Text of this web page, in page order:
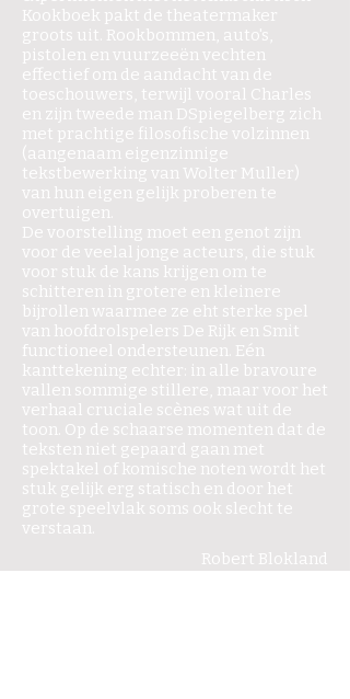
Kookboek pakt de theatermaker
groots uit. Rookbommen, auto's,
pistolen en vuurzeeën vechten
effectief om de aandacht van de
toeschouwers, terwijl vooral Charles
en zijn tweede man DSpiegelberg zich
met prachtige filosofische volzinnen
(aangenaam eigenzinnige
tekstbewerking van Wolter Muller)
van hun eigen gelijk proberen te
overtuigen.
De voorstelling moet een genot zijn
voor de veelal jonge acteurs, die stuk
voor stuk de kans krijgen om te
schitteren in grotere en kleinere
bijrollen waarmee ze eht sterke spel
van hoofdrolspelers De Rijk en Smit
functioneel ondersteunen. Eén
kanttekening echter: in alle bravoure
vallen sommige stillere, maar voor het
verhaal cruciale scènes wat uit de
toon. Op de schaarse momenten dat de
teksten niet gepaard gaan met
spektakel of komische noten wordt het
stuk gelijk erg statisch en door het
grote speelvlak soms ook slecht te
verstaan.
Robert Blokland